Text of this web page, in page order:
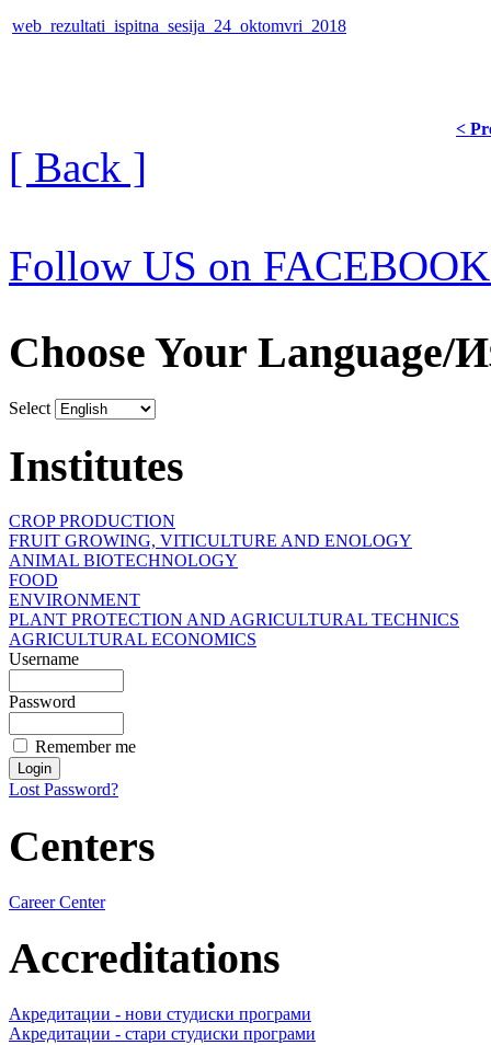
web_rezultati_ispitna_sesija_24_oktomvri_2018
<
[ Back ]
Follow US on
Choose Your Language/
Select
Institutes
CROP PRODUCTION
FRUIT GROWING, VITICULTURE AND ENOLOGY
ANIMAL BIOTECHNOLOGY
FOOD
ENVIRONMENT
PLANT PROTECTION AND AGRICULTURAL TECHNICS
AGRICULTURAL ECONOMICS
Username
Password
Remember me
Lost Password?
Centers
Career Center
Accreditations
Акредитации - нови студиски програми
Акредитации - стари студиски програми